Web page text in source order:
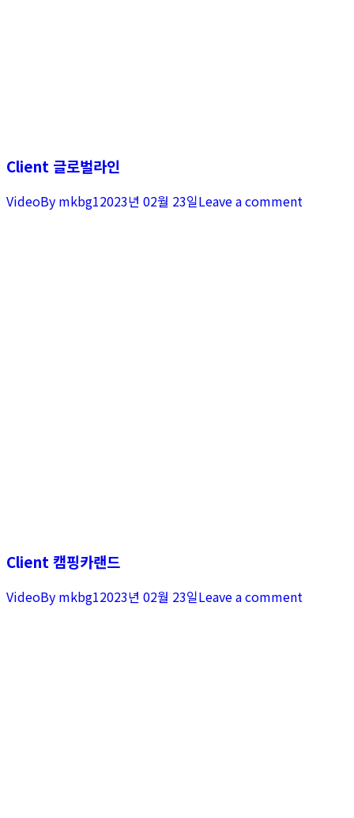
Client 글로벌라인
VideoBy mkbg12023년 02월 23일Leave a comment
Client 캠핑카랜드
VideoBy mkbg12023년 02월 23일Leave a comment